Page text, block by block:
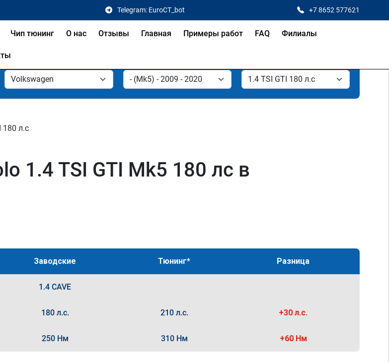
Telegram: EuroCT_bot +7 8652 577621
Чип тюнинг О нас Отзывы Главная Примеры работ FAQ Филиалы
180 л.с
1.4 TSI GTI Mk5 180 лс в
Заводские Тюнинг* Разница
1.4 CAVE
180 л.с. 210 л.с. +30 л.с.
250 Нм 310 Нм +60 Нм